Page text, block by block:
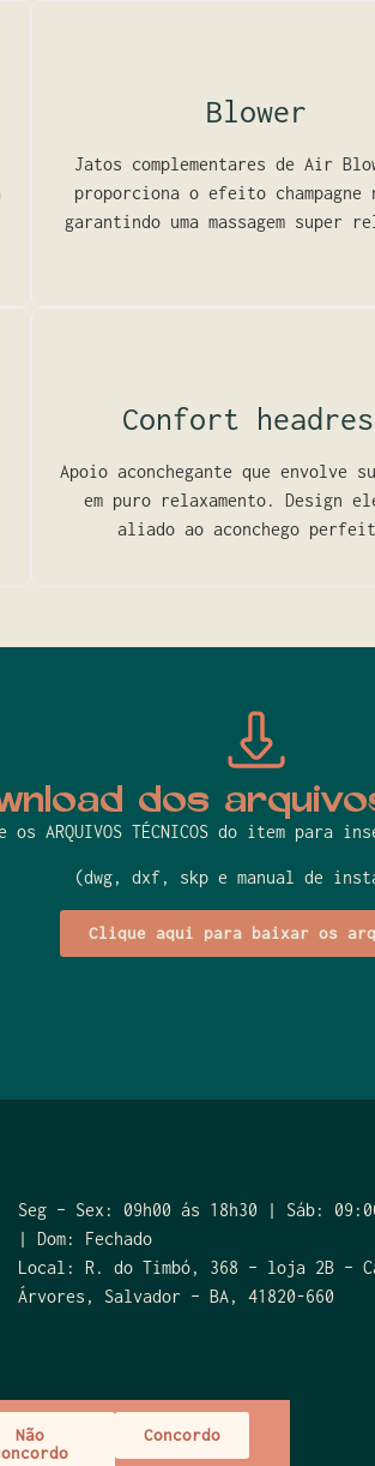
Blower
Jatos complementares de Air
proporciona o efeito champagne
garantindo uma massagem super
Confort
Apoio aconchegante que envolve
em puro relaxamento. Design
aliado ao aconchego
dos
os ARQUIVOS TÉCNICOS do item para
(dwg, dxf, skp e manual de
Clique aqui para baixar os
Seg – Sex: 09h00 ás 18h30 | Sáb:
| Dom: Fechado
Local: R. do Timbó, 368 – loja 2B –
Árvores, Salvador – BA, 41820-660
Não
Concordo